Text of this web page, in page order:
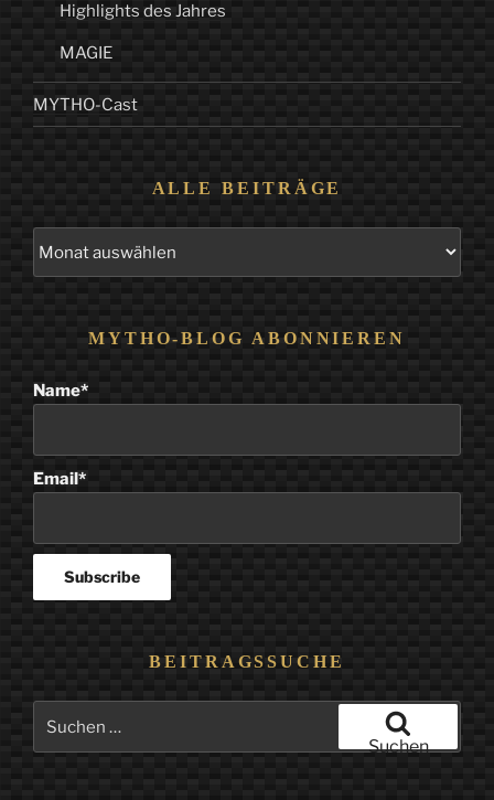
Highlights des Jahres
MAGIE
MYTHO-Cast
ALLE BEITRÄGE
MYTHO-BLOG ABONNIEREN
Name*
Email*
BEITRAGSSUCHE
nach:
Suchen